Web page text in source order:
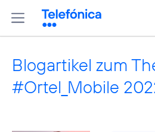
Blogartikel zum
#Ortel_Mobile